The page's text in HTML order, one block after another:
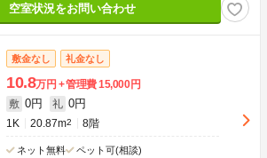
空室状況をお問い合わせ
敷金なし 礼金なし
10.8万円 管理費15,000円
敷 0円 礼 0円
1K 20.87m2 8階
ネット無料 ペット可(相談)